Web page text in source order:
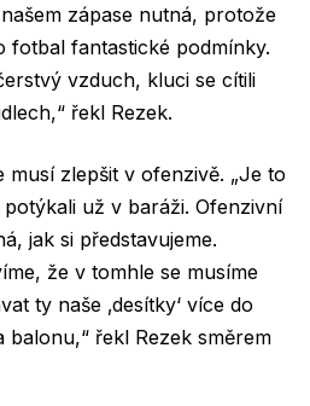
zápase nutná, protože
fotbal fantastické podmínky.
vzduch, kluci se cítili
řekl Rezek.
musí zlepšit v ofenzivě. „Je to
už v baráži. Ofenzivní
jak si představujeme.
že v tomhle se musíme
ty naše ‚desítky‘ více do
balonu,“ řekl Rezek směrem